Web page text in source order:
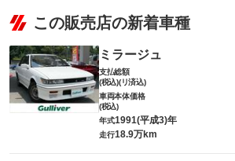
この販売店の新着車種
ミラージュ
支払総額
(税込)(リ済込)
車両本体価格
(税込)
年式1991(平成3)年
走行18.9万km